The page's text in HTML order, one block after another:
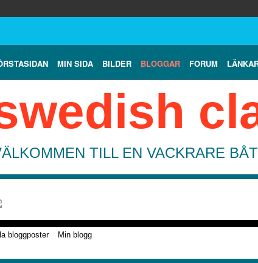
MIN SIDA BILDER BLOGGAR FORUM
TILL EN VACKRARE
bloggposter Min blogg